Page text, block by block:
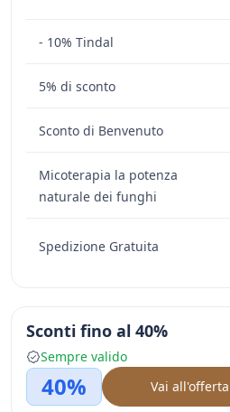
- 10% Tindal
5% di sconto
Sconto di Benvenuto
Micoterapia la potenza
naturale dei funghi
Spedizione Gratuita
Sconti fino al 40%
Sempre valido
40% Vai all'offerta